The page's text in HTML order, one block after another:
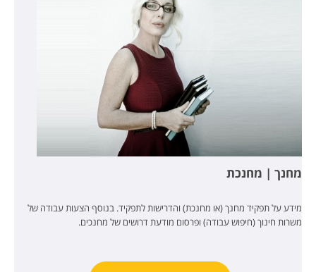
מחנך | מחנכת
מידע על תפקיד מחנך (או מחנכת) והדרישות לתפקיד. בנוסף הצעות עבודה של
משרות חינוך (חיפוש עבודה) ופרסום מודעת דרושים של מחנכים.